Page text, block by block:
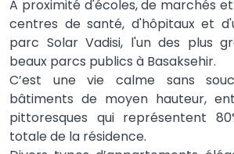
A proximité d'écoles, de marchés
centres de santé, d'hôpitaux et
parc Solar Vadisi, l'un des plus
beaux parcs publics à Basaksehir.
C’est une vie calme sans
bâtiments de moyen hauteur,
pittoresques qui représentent
totale de la résidence.